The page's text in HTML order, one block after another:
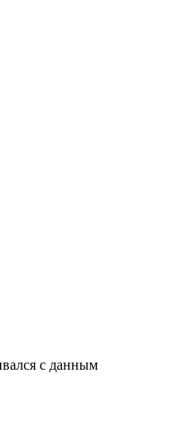
с данным